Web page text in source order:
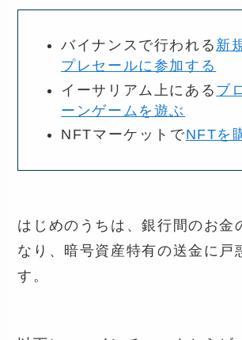
バイナンスで行われる 新
プレセールに参加する
イーサリアム上にある ブ
ーンゲームを遊ぶ
NFTマーケットでNFTを
はじめのうちは、銀行間のお金
なり、暗号資産特有の送金に戸
す。